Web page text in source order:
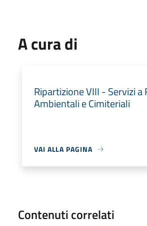
A cura di
Ripartizione VIII - Servizi a
Ambientali e Cimiteriali
VAI ALLA PAGINA
Contenuti correlati